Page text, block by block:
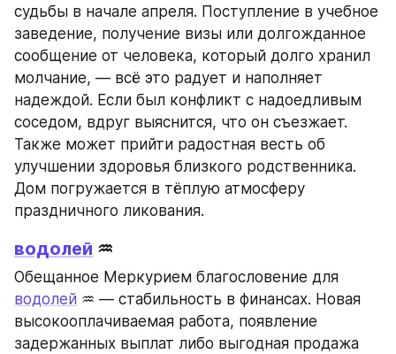
судьбы в начале апреля. Поступление в учебное
заведение, получение визы или долгожданное
сообщение от человека, который долго хранил
молчание, — всё это радует и наполняет
надеждой. Если был конфликт с надоедливым
соседом, вдруг выяснится, что он съезжает.
Также может прийти радостная весть об
улучшении здоровья близкого родственника.
Дом погружается в тёплую атмосферу
праздничного ликования.
водолей ♒
водолей ♒ — стабильность в финансах. Новая
высокооплачиваемая работа, появление
задержанных выплат либо выгодная продажа